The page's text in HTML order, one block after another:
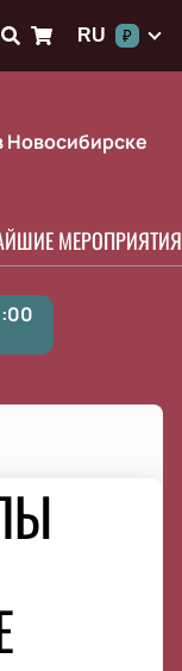
RU ₽
Новосибирске
МЕРОПРИЯТИЯ